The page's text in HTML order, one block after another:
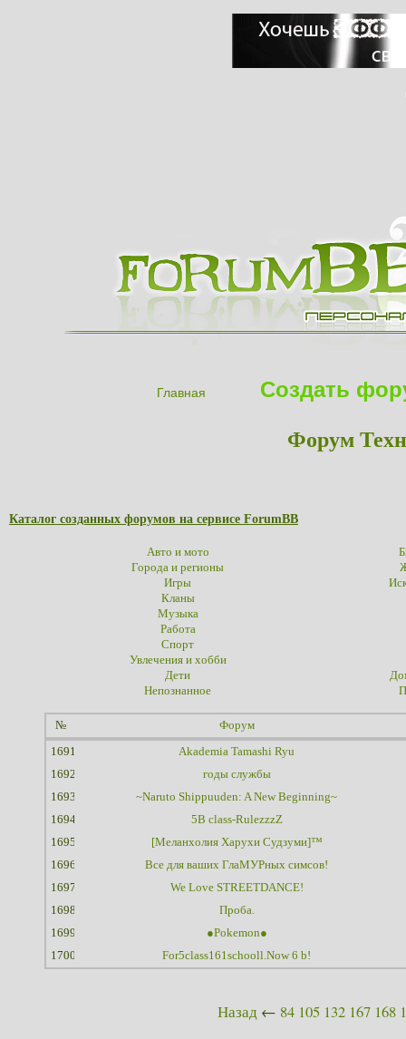
Главная Создать
Форум
Каталог созданных форумов на сервисе ForumBB
Авто и мото
Города и регионы
Игры
Кланы
Музыка
Работа
Спорт
Увлечения и хобби
Дети
Непознанное
№ Форум
1691
Akademia Tamashi Ryu
1692
годы службы
1693
~Naruto Shippuuden: A New Beginning~
1694
5B class-RulezzzZ
1695
[Меланхолия Харухи Судзуми]™
1696
Все для ваших ГлаМУРных симсов!
1697
We Love STREETDANCE!
1698
Проба.
1699
●Pokemon●
1700
For5class161schooll.Now 6 b!
Назад ← 84 105 132 167 168